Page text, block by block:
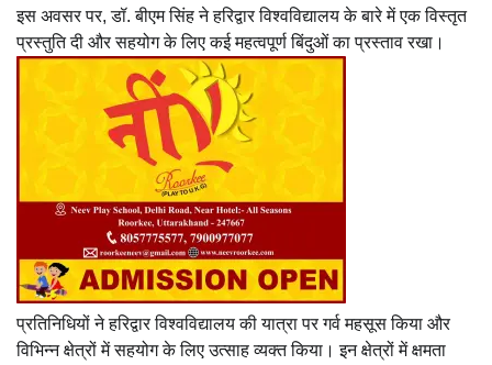
इस अवसर पर, डॉ. बीएम सिंह ने हरिद्वार विश्वविद्यालय के बारे में एक विस्तृत
प्रस्तुति दी और सहयोग के लिए कई महत्वपूर्ण बिंदुओं का प्रस्ताव रखा।
प्रतिनिधियों ने हरिद्वार विश्वविद्यालय की यात्रा पर गर्व महसूस किया और
विभिन्न क्षेत्रों में सहयोग के लिए उत्साह व्यक्त किया। इन क्षेत्रों में क्षमता